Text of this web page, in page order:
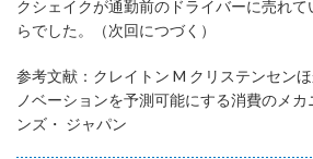
クシェイクが通勤前のドライバーに売れ
らでした。（次回につづく）
参考文献：クレイトン M クリステンセン
ノベーションを予測可能にする消費のメ
ンズ・ ジャパン